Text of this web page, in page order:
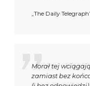
„The Daily
Morał tej
zamiast bez